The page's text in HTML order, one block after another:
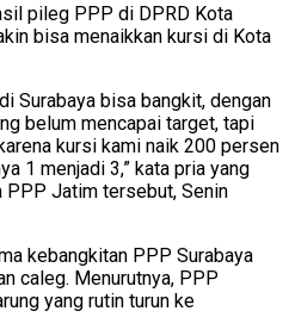
pileg PPP di DPRD Kota
bisa menaikkan kursi di Kota
Surabaya bisa bangkit, dengan
belum mencapai target, tapi
kursi kami naik 200 persen
1 menjadi 3,” kata pria yang
PPP Jatim tersebut, Senin
kebangkitan PPP Surabaya
caleg. Menurutnya, PPP
yang rutin turun ke